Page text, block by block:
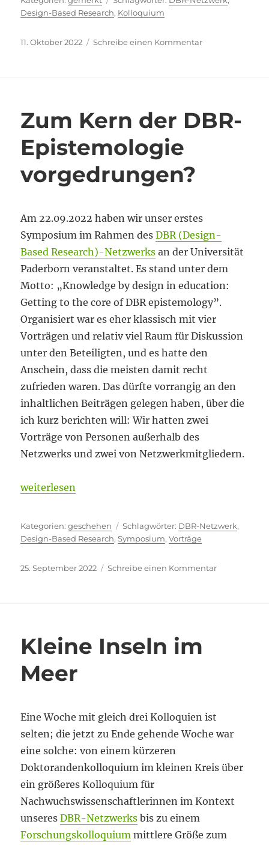
Design-Based Research, Kolloquium
Veröffentlicht
11. Oktober 2022 Schreibe einen Kommentarzu
Zum Kern der DBR-
Epistemologie
vorgedrungen?
Am 22.09.2022 haben wir unser erstes
Symposium im Rahmen desDBR (Design-
Based Research)-Netzwerks an der Universität
Paderborn veranstaltet. Es stand unter dem
Motto: „Knowledge by design in education:
Getting to the core of DBR epistemology”.
Organisiert war es eher klassisch mit vier
Vorträgen und relativ viel Raum für Diskussion
unter den Beteiligten, und es hatte den
Anschein, dass die meisten damit recht
zufrieden waren. Das dürfte vorrangig an den
inhaltlichen Beiträgen gelegen haben, über die
ich kurz berichten will: Wir hatten zwei
Vorträge von Personen außerhalb des
Netzwerks und zwei von Netzwerkmitgliedern.
„Zum Kern der DBR-Epistemologie
weiterlesen
Kategorien
geschehen Schlagwörter
DBR-Netzwerk,
Design-Based Research,Symposium,Vorträge
Veröffentlicht
25. September 2022 Schreibe einen Kommentarzu
Kleine Inseln im
Meer
Eine Woche mit gleich drei Kolloquien ist
selten; die jetzt zu Ende gehende Woche war
eine solche: von einem kürzeren
Doktorandenkolloquium im kleinen Kreis über
ein größeres Kolloquium für
Nachwuchswissenschaftlerinnen im Kontext
unseresDBR-Netzwerks bis zu einem
Forschungskolloquium mittlere Größe zum